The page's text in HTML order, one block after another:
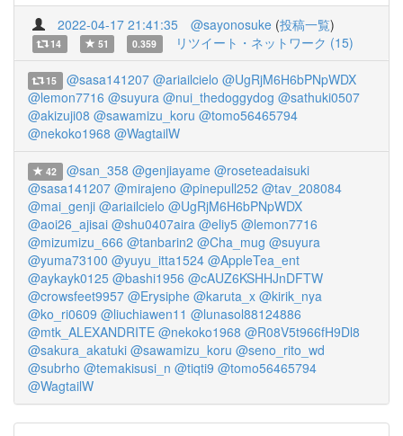
2022-04-17 21:41:35 @sayonosuke (投稿一覧)
14 51 0.359 リツイート・ネットワーク (15)
15 @sasa141207 @ariailcielo @UgRjM6H6bPNpWDX
@lemon7716 @suyura @nui_thedoggydog @sathuki0507
@akizuji08 @sawamizu_koru @tomo56465794
@nekoko1968 @WagtailW
42 @san_358 @genjiayame @roseteadaisuki
@sasa141207 @mirajeno @pinepull252 @tav_208084
@mai_genji @ariailcielo @UgRjM6H6bPNpWDX
@aoi26_ajisai @shu0407aira @eliy5 @lemon7716
@mizumizu_666 @tanbarin2 @Cha_mug @suyura
@yuma73100 @yuyu_itta1524 @AppleTea_ent
@aykayk0125 @bashi1956 @cAUZ6KSHHJnDFTW
@crowsfeet9957 @Erysiphe @karuta_x @kirik_nya
@ko_ri0609 @liuchiawen11 @lunasol88124886
@mtk_ALEXANDRITE @nekoko1968 @R08V5t966fH9Dl8
@sakura_akatuki @sawamizu_koru @seno_rito_wd
@subrho @temakisusi_n @tiqti9 @tomo56465794
@WagtailW